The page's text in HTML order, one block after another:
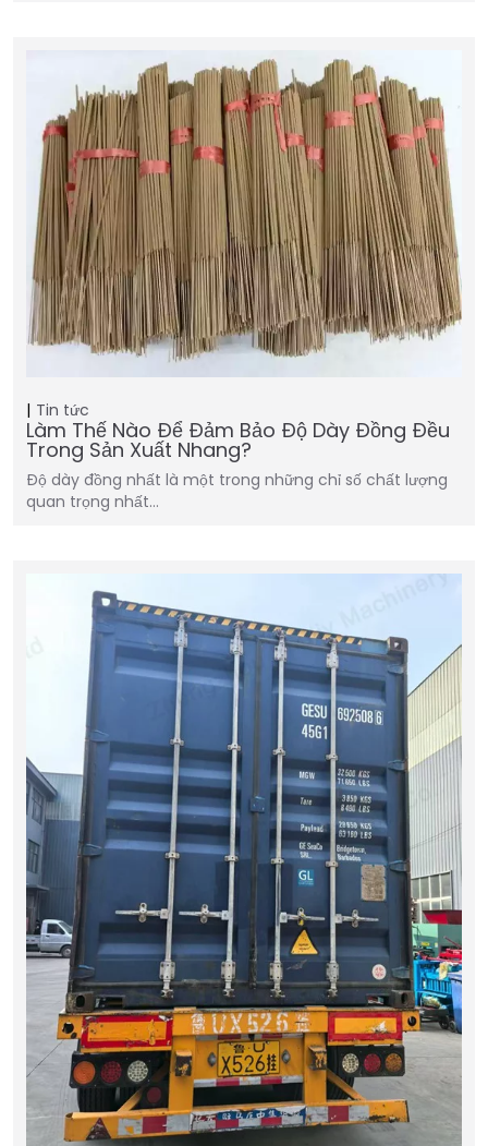
Tin tức
Làm Thế Nào Để Đảm Bảo Độ Dày Đồng Đều
Trong Sản Xuất Nhang?
Độ dày đồng nhất là một trong những chỉ số chất lượng
quan trọng nhất…